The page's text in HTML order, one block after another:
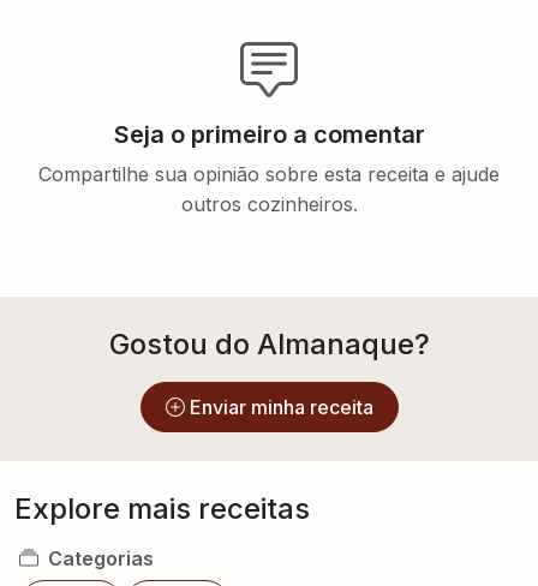
Seja o primeiro a comentar
Compartilhe sua opinião sobre esta receita e ajude
outros cozinheiros.
Gostou do Almanaque?
Enviar minha receita
Explore mais receitas
Categorias